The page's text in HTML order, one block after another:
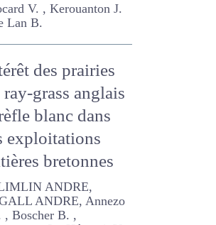
la Bretagne ?
des prairies
ray-grass
- trèfle
dans les
bretonnes